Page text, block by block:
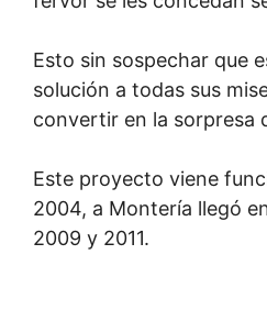
Esto sin sospechar que
solución a todas sus
convertir en la sorpresa
Este proyecto viene
2004, a Montería llegó
2009 y 2011.